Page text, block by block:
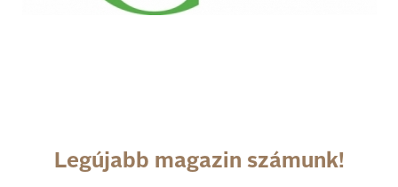
Legújabb magazin számunk!